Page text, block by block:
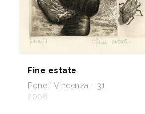
Fine estate
Poneti Vincenza - 31
2008